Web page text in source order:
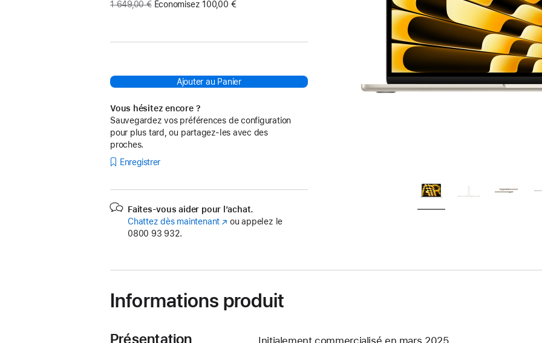
Ancien
1 649,00 € Économisez 100,00 €
Ajouter au Panier
Vous hésitez encore ?
Sauvegardez vos préférences de configuration
pour plus tard, ou partagez-les avec des
proches.
Enregistrer
Faites-vous aider pour l’achat.
Chattez dès maintenant (s’ouvre
fenêtre)
ou appelez le
0800 93 932.
Informations produit
Présentation
Initialement commercialisé en mars 2025